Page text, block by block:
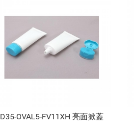
D35-OVAL5-FV11XH 亮面掀蓋